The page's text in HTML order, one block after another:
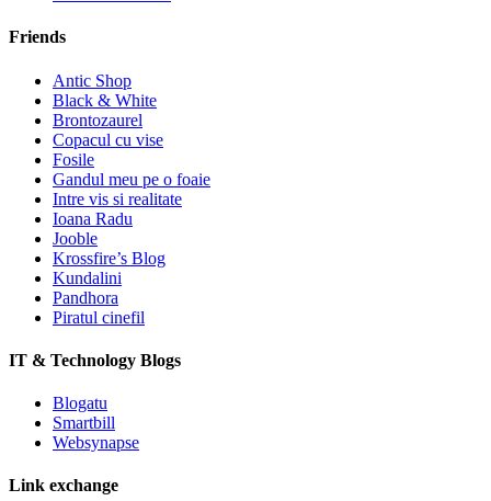
Friends
Antic Shop
Black & White
Brontozaurel
Copacul cu vise
Fosile
Gandul meu pe o foaie
Intre vis si realitate
Ioana Radu
Jooble
Krossfire’s Blog
Kundalini
Pandhora
Piratul cinefil
IT & Technology Blogs
Blogatu
Smartbill
Websynapse
Link exchange